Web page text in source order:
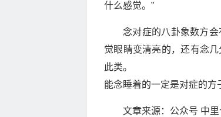
什么感觉。”
念对症的八卦象数方
觉眼睛变清亮的，还有念
此类。
能念睡着的一定是对症的方
文章来源：公众号 中里